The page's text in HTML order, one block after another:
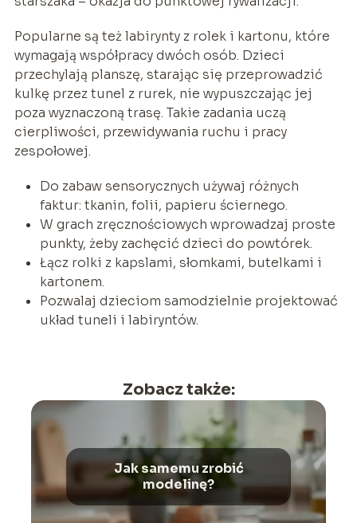
Popularne są też labirynty z rolek i kartonu, które
wymagają współpracy dwóch osób. Dzieci
przechylają planszę, starając się przeprowadzić
kulkę przez tunel z rurek, nie wypuszczając jej
poza wyznaczoną trasę. Takie zadania uczą
cierpliwości, przewidywania ruchu i pracy
zespołowej.
Do zabaw sensorycznych używaj różnych
faktur: tkanin, folii, papieru ściernego.
W grach zręcznościowych wprowadzaj proste
punkty, żeby zachęcić dzieci do powtórek.
Łącz rolki z kapslami, słomkami, butelkami i
kartonem.
Pozwalaj dzieciom samodzielnie projektować
układ tuneli i labiryntów.
Zobacz także:
Jak samemu zrobić
modelinę?